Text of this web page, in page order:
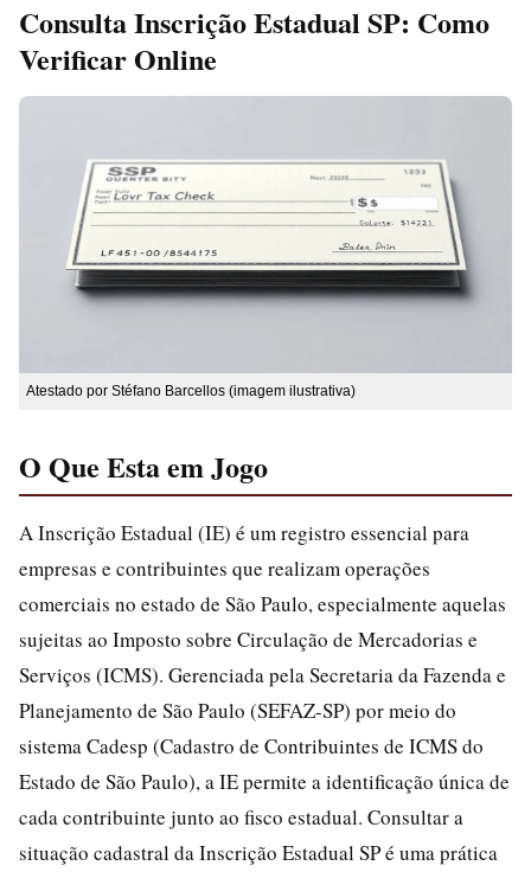
Consulta Inscrição Estadual SP: Como
Verificar Online
Atestado por Stéfano Barcellos (imagem ilustrativa)
O Que Esta em Jogo
A Inscrição Estadual (IE) é um registro essencial para
empresas e contribuintes que realizam operações
comerciais no estado de São Paulo, especialmente aquelas
sujeitas ao Imposto sobre Circulação de Mercadorias e
Serviços (ICMS). Gerenciada pela Secretaria da Fazenda e
Planejamento de São Paulo (SEFAZ-SP) por meio do
sistema Cadesp (Cadastro de Contribuintes de ICMS do
Estado de São Paulo), a IE permite a identificação única de
cada contribuinte junto ao fisco estadual. Consultar a
situação cadastral da Inscrição Estadual SP é uma prática